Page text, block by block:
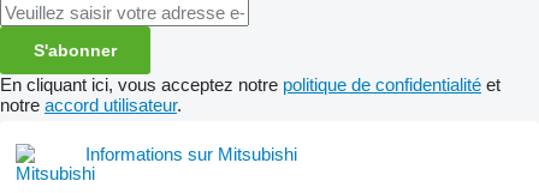
S'abonner
En cliquant ici, vous acceptez notre politique de confidentialité et
notre accord utilisateur.
Informations sur Mitsubishi